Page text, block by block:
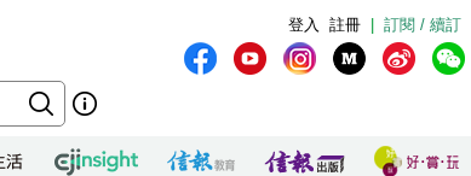
訂閱 / 續訂
註冊
登入